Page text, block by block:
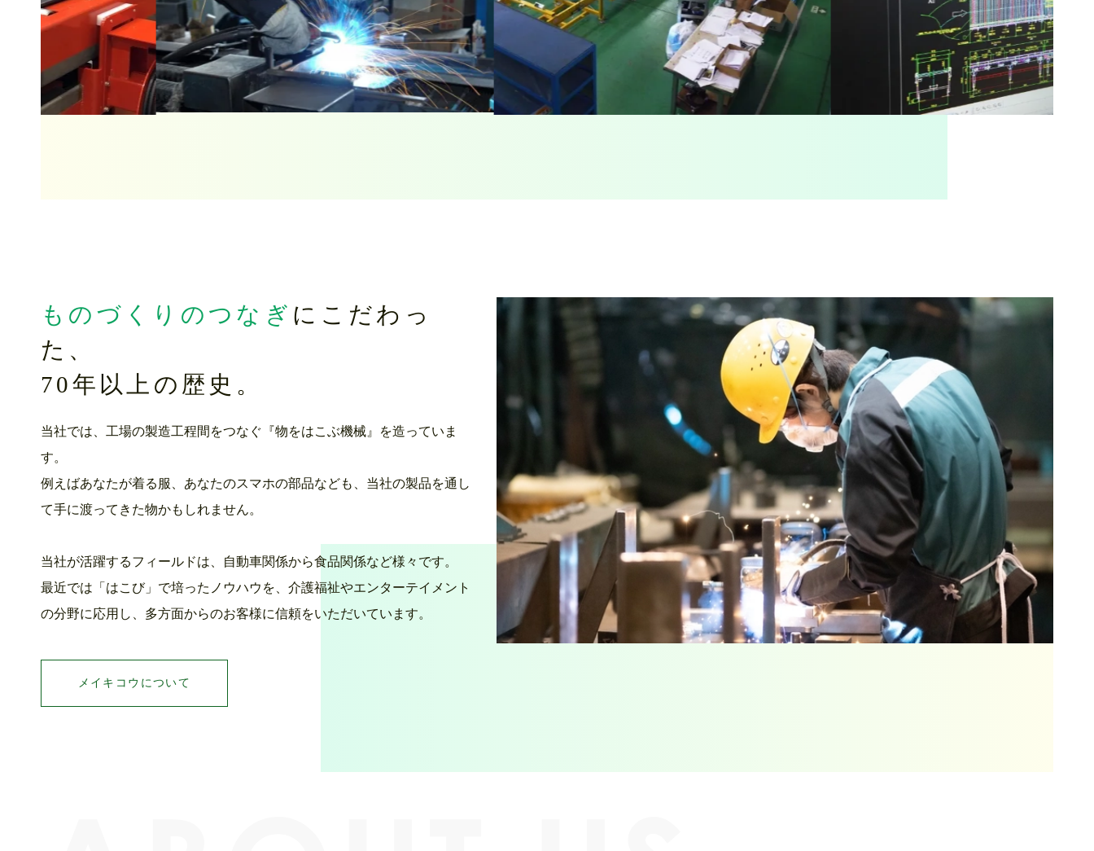
ものづくりのつなぎ にこだわっ
た、
70年以上の歴史。
当社では、工場の製造工程間をつなぐ『物をはこぶ機械』を造っていま
す。
例えばあなたが着る服、あなたのスマホの部品なども、当社の製品を通し
て手に渡ってきた物かもしれません。
当社が活躍するフィールドは、自動車関係から食品関係など様々です。
最近では「はこび」で培ったノウハウを、介護福祉やエンターテイメント
の分野に応用し、多方面からのお客様に信頼をいただいています。
メイキコウについて